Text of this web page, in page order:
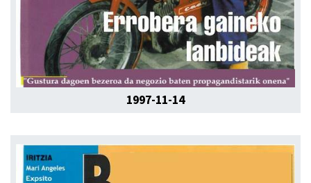
1997-11-14